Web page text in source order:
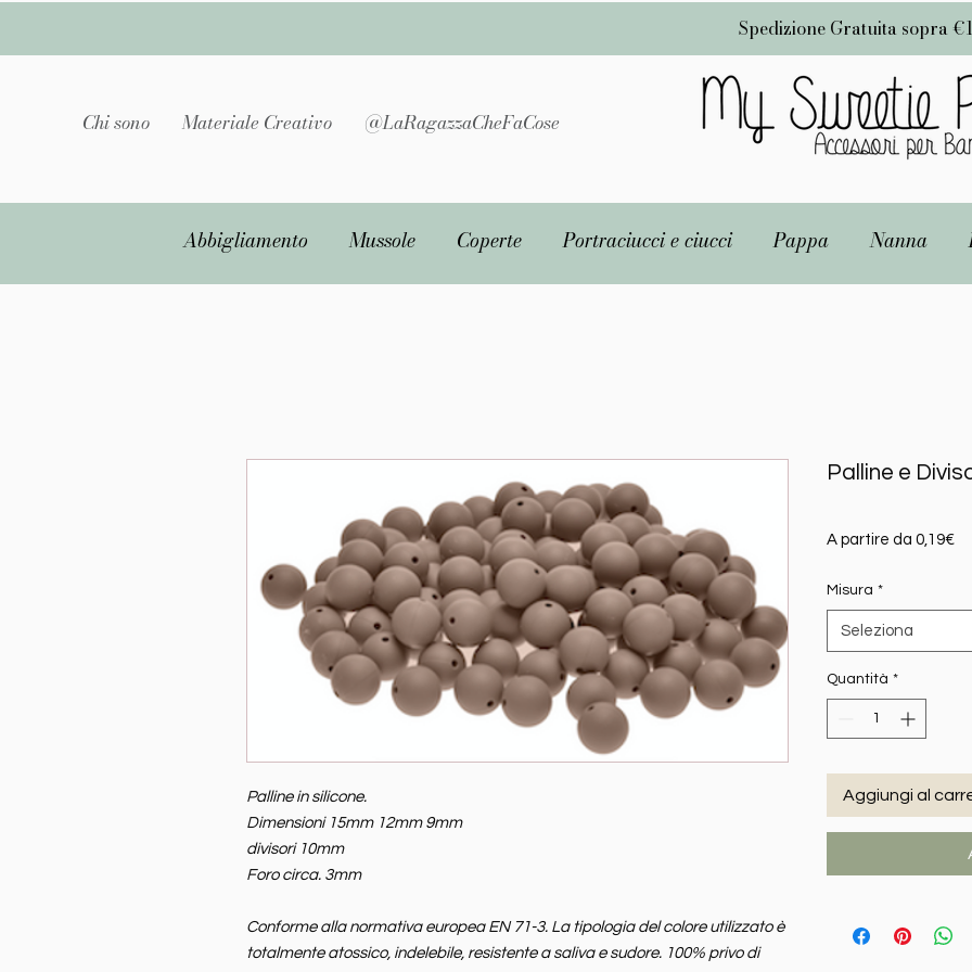
Spedizione Gratuita sopra
Chi sono Materiale Creativo @LaRagazzaCheFaCose
Abbigliamento Mussole Coperte Portraciucci e ciucci Pappa Nanna
Palline in silicone.
Dimensioni 15mm 12mm 9mm
divisori 10mm
Foro circa. 3mm
Conforme alla normativa europea EN 71-3. La tipologia del colore utilizzato è
totalmente atossico, indelebile, resistente a saliva e sudore. 100% privo di
Palline e
A partire da 0,19€
Misura *
Seleziona
Quantità *
Aggiungi al